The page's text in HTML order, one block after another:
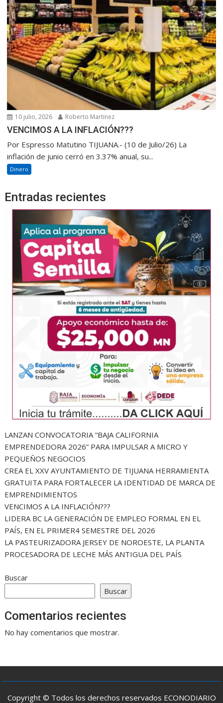
10 julio, 2026 Roberto Martinez
VENCIMOS A LA INFLACIÓN???
Por Espresso Matutino TIJUANA.- (10 de Julio/26) La
inflación de junio cerró en 3.37% anual, su...
Dinero
Entradas recientes
LANZAN CONVOCATORIA “BAJA CALIFORNIA
EMPRENDEDORA 2026” PARA IMPULSAR A MICRO Y
PEQUEÑOS NEGOCIOS
CREA EL XXV AYUNTAMIENTO DE TIJUANA HERRAMIENTA
GRATUITA PARA FORTALECER LA IDENTIDAD DE MARCA DE
EMPRENDIMIENTOS
VENCIMOS A LA INFLACIÓN???
LIDERA BC LA GENERACIÓN DE EMPLEO FORMAL EN EL
PAÍS, EN EL PRIMER4 SEMESTRE DEL 2026
LA PASTEURIZADORA JERSEY DE NOROESTE, LA PLANTA
PROCESADORA DE LECHE MÁS ANTIGUA DEL PAÍS
Buscar
Buscar
Comentarios recientes
No hay comentarios que mostrar.
Copyright © Todos los derechos reservados ECONODIARIO